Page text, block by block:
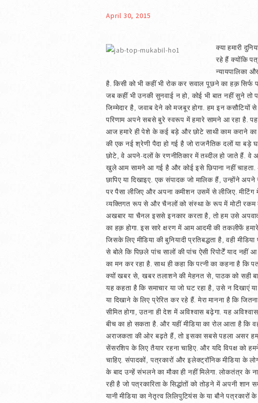
April 30, 2015
क्या हमारी
रहे हैं क्योंकि
न्यायपालिका
है. किसी को भी कहीं भी रोक कर सवाल पूछने का हक़
जब कहीं भी उनकी सुनवाई न हो, कोई भी बात नहीं सुने
जिम्मेदार है, जवाब देने को मजबूर होगा. हम इन कसौटियों
परिणाम अपने सबसे बुरे स्वरूप में हमारे सामने आ रहा है.
आज हमारे ही पेशे के कई बड़े और छोटे साथी काम कराने का
की एक नई श्रेणी पैदा हो गई है जो राजनैतिक दलों या बड़े
छोटे, वे अपने-दलों के रणनीतिकार में तब्दील हो जाते हैं. वे
खुले आम सामने आ गई है और कोई इसे छिपाना नहीं चाहता.
छापिए या दिखाइए. एक संपादक जो मालिक हैं, उन्होंने
पर पैसा लीजिए और अपना कमीशन उसमें से लीजिए. मीटिंग
व्यक्तिगत रूप से और चैनलों को संस्था के रूप में मोटी रकम
अखबार या चैनल इससे इनकार करता है, तो हम उसे
का हक़ होगा. इस सारे क्षरण में आम आदमी की तकलीफें
जिसके लिए मीडिया की बुनियादी प्रतिबद्धता है, वही
से बोले कि पिछले पांच सालों की पांच ऐसी रिपोर्टें याद
का मन कर रहा है. साथ ही कहा कि पत्नी का कहना है कि
क्यों खबर से, खबर तलाशने की मेहनत से, पाठक को सही
यह कहता है कि समाचार या जो घट रहा है, उसे न दिखाएं
या दिखाने के लिए प्रेरित कर रहे हैं. मेरा मानना है कि
सीमित होगा, उतना ही देश में अविश्वास बढ़ेगा. यह
बीच का हो सकता है. और यहीं मीडिया का रोल आता है
अराजकता की ओर बढ़ते हैं, तो इसका सबसे पहला असर हम
सेंसरशिप के लिए तैयार रहना चाहिए. और यदि विपक्ष को
चाहिए. संपादकों, पत्रकारों और इलेक्ट्रॉनिक मीडिया के
के बाद उन्हें संभलने का मौका ही नहीं मिलेगा. लोकतंत्र के
रही है जो पत्रकारिता के सिद्धांतों को तोड़ने में अपनी
यानी मीडिया का नेतृत्व लिलिपुटियंस के या बौने